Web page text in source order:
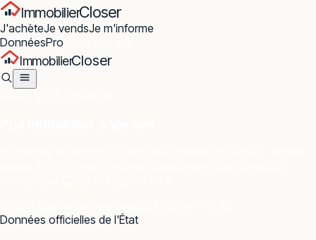
ImmobilierCloser
J'achèteJe vendsJe m'informe
DonnéesPro
ImmobilierCloser
Données officielles de l'État